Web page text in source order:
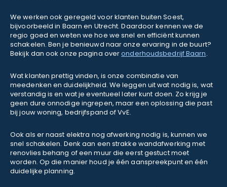
We werken ook geregeld voor klanten buiten Soest,
bijvoorbeeld in Baarn en Utrecht. Daardoor kennen we de
regio goed en weten we hoe we snel en efficiënt kunnen
schakelen. Ben je benieuwd naar onze ervaring in de buurt?
Bekijk dan ook onze pagina overonderhoudsbedrijf Baarn.
Wat klanten prettig vinden, is onze combinatie van
meedenken en duidelijkheid. We leggen uit wat nodig is, wat
verstandig is en wat je eventueel later kunt doen. Zo krijg je
geen dure onnodige ingrepen, maar een oplossing die past
bij jouw woning, bedrijfspand of VvE.
Ook als er naast elektra nog afwerking nodig is, kunnen we
snel schakelen. Denk aan een strakke wandafwerking met
renovlies behang of een muur die eerst gestuct moet
worden. Op die manier houd je één aanspreekpunt en één
duidelijke planning.